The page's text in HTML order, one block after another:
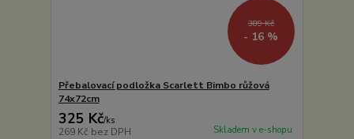
389 Kč
- 16 %
Přebalovací podložka Scarlett Bimbo růžová
74x72cm
325 Kč/ks
269 Kč bez DPH Skladem v e-shopu